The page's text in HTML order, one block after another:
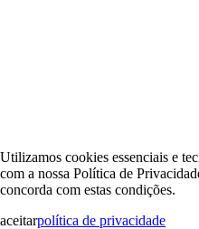
Utilizamos cookies essenciais e
com a nossa Política de
concorda com estas condições.
aceitarpolítica de privacidade